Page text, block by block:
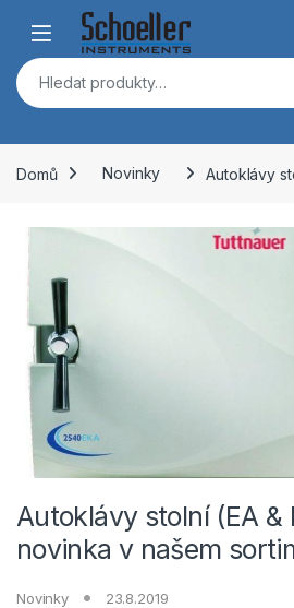
Skip to navigation
Skip to content
Open
Hledat:
Domů Novinky Autoklávy
Autoklávy stolní (EA &
novinka v našem
Novinky 23.8.2019